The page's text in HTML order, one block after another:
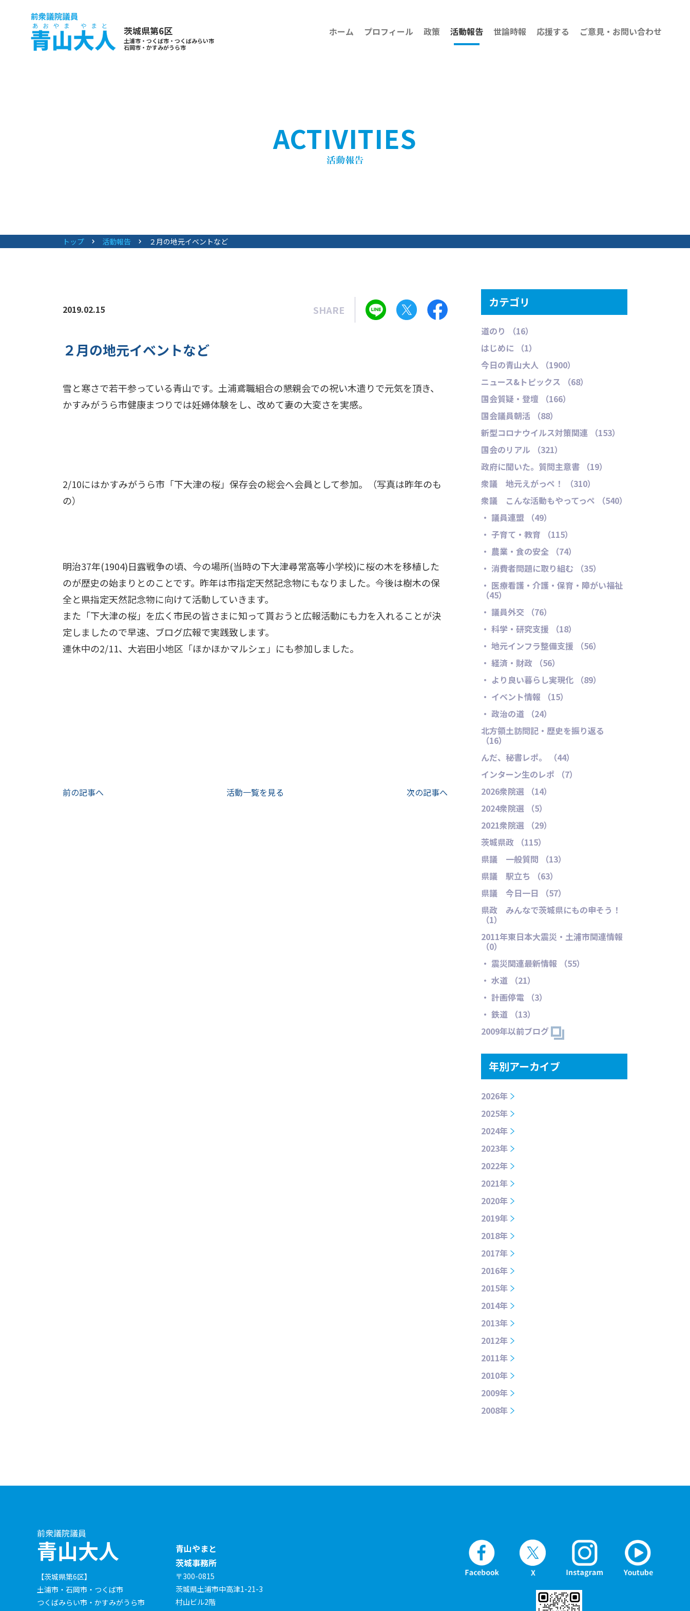
茨城県第6区
土浦市・つくば市・つくばみらい市
石岡市・かすみがうら市
ホーム プロフィール 政策 活動報告 世論時報 応援する ご意見・お問い合わせ
ACTIVITIES
トップ 活動報告 ２月の地元イベントなど
2019.02.15 SHARE
２月の地元イベントなど
雪と寒さで若干参っている青山です。土浦鳶職組合の懇親会での祝い木遣りで元気を頂き、
かすみがうら市健康まつりでは妊婦体験をし、改めて妻の大変さを実感。
2/10にはかすみがうら市「下大津の桜」保存会の総会へ会員として参加。（写真は昨年のも
の）
明治37年(1904)日露戦争の頃、今の場所(当時の下大津尋常高等小学校)に桜の木を移植した
のが歴史の始まりとのことです。昨年は市指定天然記念物にもなりました。今後は樹木の保
全と県指定天然記念物に向けて活動していきます。
また「下大津の桜」を広く市民の皆さまに知って貰おうと広報活動にも力を入れることが決
定しましたので早速、ブログ広報で実践致します。
連休中の2/11、大岩田小地区「ほかほかマルシェ」にも参加しました。
前の記事へ 活動一覧を見る 次の記事へ
カテゴリ
道のり （16）
はじめに （1）
今日の青山大人 （1900）
ニュース&トピックス （68）
国会質疑・登壇 （166）
国会議員朝活 （88）
新型コロナウイルス対策関連 （153）
国会のリアル （321）
政府に聞いた。質問主意書 （19）
衆議 地元えがっぺ！ （310）
衆議 こんな活動もやってっぺ （540）
・ 議員連盟 （49）
・ 子育て・教育 （115）
・ 農業・食の安全 （74）
・ 消費者問題に取り組む （35）
・ 医療看護・介護・保育・障がい福祉
（45）
・ 議員外交 （76）
・ 科学・研究支援 （18）
・ 地元インフラ整備支援 （56）
・ 経済・財政 （56）
・ より良い暮らし実現化 （89）
・ イベント情報 （15）
・ 政治の道 （24）
北方領土訪問記・歴史を振り返る
（16）
んだ、秘書レポ。 （44）
インターン生のレポ （7）
2026衆院選 （14）
2024衆院選 （5）
2021衆院選 （29）
茨城県政 （115）
県議 一般質問 （13）
県議 駅立ち （63）
県議 今日一日 （57）
県政 みんなで茨城県にもの申そう！
（1）
2011年東日本大震災・土浦市関連情報
（0）
・ 震災関連最新情報 （55）
・ 水道 （21）
・ 計画停電 （3）
・ 鉄道 （13）
2009年以前ブログ
年別アーカイブ
2026年
2025年
2024年
2023年
2022年
2021年
2020年
2019年
2018年
2017年
2016年
2015年
2014年
2013年
2012年
2011年
2010年
2009年
2008年
前衆議院議員
青山大人
【茨城県第6区】
土浦市・石岡市・つくば市
つくばみらい市・かすみがうら市
青山やまと
茨城事務所
〒300-0815
茨城県土浦市中高津1-21-3
村山ビル2階